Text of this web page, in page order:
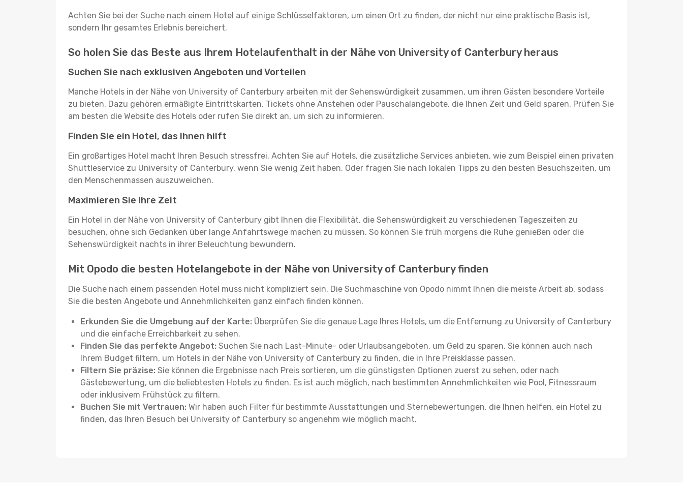
Achten Sie bei der Suche nach einem Hotel auf einige Schlüsselfaktoren, um einen Ort zu finden, der nicht nur eine praktische Basis ist,
sondern Ihr gesamtes Erlebnis bereichert.
So holen Sie das Beste aus Ihrem Hotelaufenthalt in der Nähe von University of Canterbury heraus
Suchen Sie nach exklusiven Angeboten und Vorteilen
Manche Hotels in der Nähe von University of Canterbury arbeiten mit der Sehenswürdigkeit zusammen, um ihren Gästen besondere Vorteile
zu bieten. Dazu gehören ermäßigte Eintrittskarten, Tickets ohne Anstehen oder Pauschalangebote, die Ihnen Zeit und Geld sparen. Prüfen Sie
am besten die Website des Hotels oder rufen Sie direkt an, um sich zu informieren.
Finden Sie ein Hotel, das Ihnen hilft
Ein großartiges Hotel macht Ihren Besuch stressfrei. Achten Sie auf Hotels, die zusätzliche Services anbieten, wie zum Beispiel einen privaten
Shuttleservice zu University of Canterbury, wenn Sie wenig Zeit haben. Oder fragen Sie nach lokalen Tipps zu den besten Besuchszeiten, um
den Menschenmassen auszuweichen.
Maximieren Sie Ihre Zeit
Ein Hotel in der Nähe von University of Canterbury gibt Ihnen die Flexibilität, die Sehenswürdigkeit zu verschiedenen Tageszeiten zu
besuchen, ohne sich Gedanken über lange Anfahrtswege machen zu müssen. So können Sie früh morgens die Ruhe genießen oder die
Sehenswürdigkeit nachts in ihrer Beleuchtung bewundern.
Mit Opodo die besten Hotelangebote in der Nähe von University of Canterbury finden
Die Suche nach einem passenden Hotel muss nicht kompliziert sein. Die Suchmaschine von Opodo nimmt Ihnen die meiste Arbeit ab, sodass
Sie die besten Angebote und Annehmlichkeiten ganz einfach finden können.
Erkunden Sie die Umgebung auf der Karte: Überprüfen Sie die genaue Lage Ihres Hotels, um die Entfernung zu University of Canterbury
und die einfache Erreichbarkeit zu sehen.
Finden Sie das perfekte Angebot: Suchen Sie nach Last-Minute- oder Urlaubsangeboten, um Geld zu sparen. Sie können auch nach
Ihrem Budget filtern, um Hotels in der Nähe von University of Canterbury zu finden, die in Ihre Preisklasse passen.
Filtern Sie präzise: Sie können die Ergebnisse nach Preis sortieren, um die günstigsten Optionen zuerst zu sehen, oder nach
Gästebewertung, um die beliebtesten Hotels zu finden. Es ist auch möglich, nach bestimmten Annehmlichkeiten wie Pool, Fitnessraum
oder inklusivem Frühstück zu filtern.
Buchen Sie mit Vertrauen: Wir haben auch Filter für bestimmte Ausstattungen und Sternebewertungen, die Ihnen helfen, ein Hotel zu
finden, das Ihren Besuch bei University of Canterbury so angenehm wie möglich macht.